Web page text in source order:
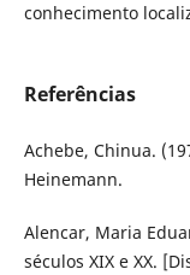
conhecimento
Referências
Achebe, Chinua.
Heinemann.
Alencar, Maria
séculos XIX e XX.